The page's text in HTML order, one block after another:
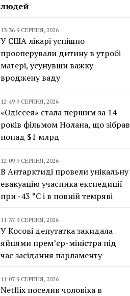
людей
13:36 9 СЕРПНЯ, 2026
У США лікарі успішно
прооперували дитину в утробі
матері, усунувши важку
вроджену ваду
12:49 9 СЕРПНЯ, 2026
«Одіссея» стала першим за 14
років фільмом Нолана, що зібрав
понад $1 млрд
12:09 9 СЕРПНЯ, 2026
В Антарктиді провели унікальну
евакуацію учасника експедиції
при -43 °C і в повній темряві
11:37 9 СЕРПНЯ, 2026
У Косові депутатка закидала
яйцями прем’єр-міністра під
час засідання парламенту
11:07 9 СЕРПНЯ, 2026
Netflix поселив чоловіка в